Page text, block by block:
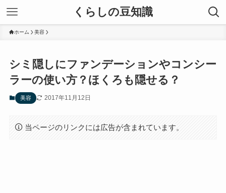
くらしの豆知識
ホーム 美容
シミ隠しにファンデーションやコンシー
ラーの使い方？ほくろも隠せる？
美容 2017年11月12日
当ページのリンクには広告が含まれています。